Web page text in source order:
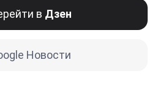
в Дзен
Новости